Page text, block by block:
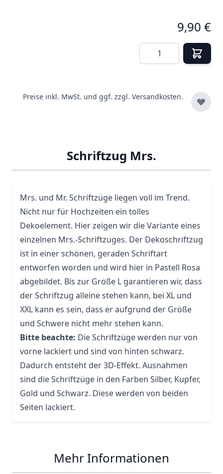
9,90 €
Menge
Preise inkl. MwSt. und ggf. zzgl. Versandkosten.
Schriftzug Mrs.
Mrs. und Mr. Schriftzüge liegen voll im Trend.
Nicht nur für Hochzeiten ein tolles
Dekoelement. Hier zeigen wir die Variante eines
einzelnen Mrs.-Schriftzuges. Der Dekoschriftzug
ist in einer schönen, geraden Schriftart
entworfen worden und wird hier in Pastell Rosa
abgebildet. Bis zur Größe L garantieren wir, dass
der Schriftzug alleine stehen kann, bei XL und
XXL kann es sein, dass er aufgrund der Größe
und Schwere nicht mehr stehen kann.
Bitte beachte: Die Schriftzüge werden nur von
vorne lackiert und sind von hinten schwarz.
Dadurch entsteht der 3D-Effekt. Ausnahmen
sind die Schriftzüge in den Farben Silber, Kupfer,
Gold und Schwarz. Diese werden von beiden
Seiten lackiert.
Mehr Informationen